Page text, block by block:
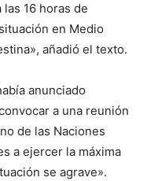
16 horas de
en Medio
añadió el texto.
anunciado
a una reunión
de las Naciones
a ejercer la máxima
se agrave».